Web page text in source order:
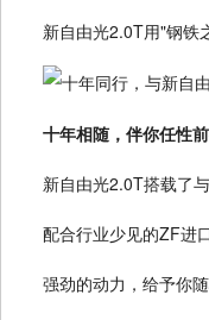
新自由光2.0T用"钢铁
十年相随，伴你任性
新自由光2.0T搭载了
配合行业少见的ZF进
强劲的动力，给予你